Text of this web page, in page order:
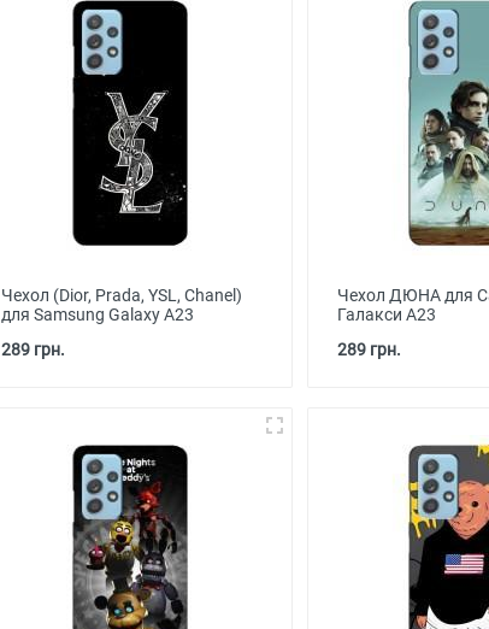
Чехол (Dior, Prada, YSL, Chanel)
для Samsung Galaxy A23
289 грн.
Чехол ДЮНА для
Галакси А23
289 грн.